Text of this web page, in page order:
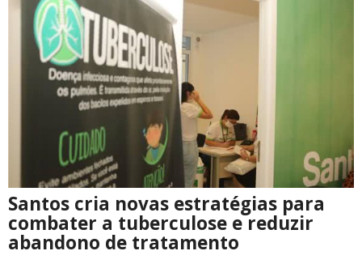
Santos cria novas estratégias para
combater a tuberculose e reduzir
abandono de tratamento